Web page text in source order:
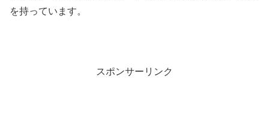
を持っています。
スポンサーリンク